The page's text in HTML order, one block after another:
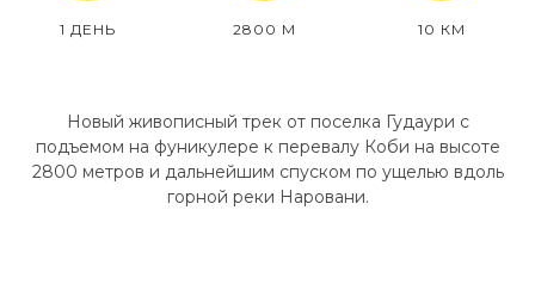
1 ДЕНЬ 2800 М 10 КМ
Новый живописный трек от поселка Гудаури с
подъемом на фуникулере к перевалу Коби на высоте
2800 метров и дальнейшим спуском по ущелью вдоль
горной реки Наровани.